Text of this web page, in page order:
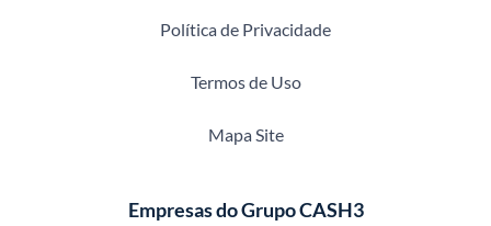
Política de Privacidade
Termos de Uso
Mapa Site
Empresas do Grupo CASH3